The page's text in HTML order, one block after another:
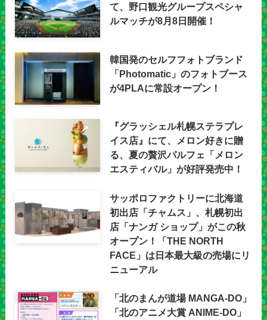
て、野口観光グループスペシャ
ルマッチが8月8日開催！
韓国発のセルフフォトブランド
「Photomatic」のフォトブース
が4PLAに常設オープン！
『グラッシェル札幌ステラプレ
イス店』にて、メロン好きに贈
る、夏の贅沢パルフェ「メロン
エスティバル」が好評発売中！
サッポロファクトリーに北海道
初出店「チャムス」、札幌初出
店「ナンガ ショップ」がこの秋
オープン！「THE NORTH
FACE」は日本最大級の売場にリ
ニューアル
「北のまんが道場 MANGA-DO」
「北のアニメ大賞 ANIME-DO」